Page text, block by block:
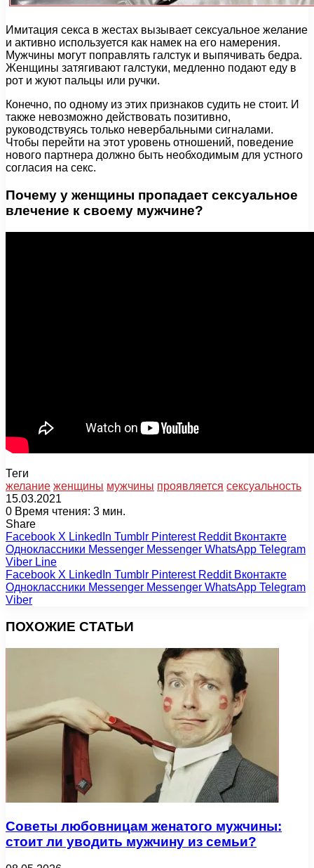
Имитация секса в жестах вызывает сексуальное желание
и активно используется как намек на его намерения.
Мужчины могут поправлять галстук и выпячивать бедра.
Женщины затягивают галстуки, медленно подают еду в
рот и жуют пальцы или ручки.
Конечно, по одному из этих признаков судить не стоит. И
также невозможно действовать позитивно,
руководствуясь только невербальными сигналами.
Чтобы перейти на этот уровень отношений, поведение
нового партнера должно быть необходимым для устного
согласия на секс.
Почему у женщины пропадает сексуальное
влечение к своему мужчине?
Теги
желание женщины мужчины проявляется сексуальность
15.03.2021
0 Время чтения: 3 мин.
Share
Facebook X LinkedIn Tumblr Pinterest Reddit Вконтакте
Одноклассники Messenger Messenger WhatsApp Telegram
Viber Line
Facebook X LinkedIn Tumblr Pinterest Reddit Вконтакте
Одноклассники Messenger Messenger WhatsApp Telegram
Viber
ПОХОЖИЕ СТАТЬИ
Советы любовницам женатого мужчины:
стоит ли уводить мужчину из семьи?